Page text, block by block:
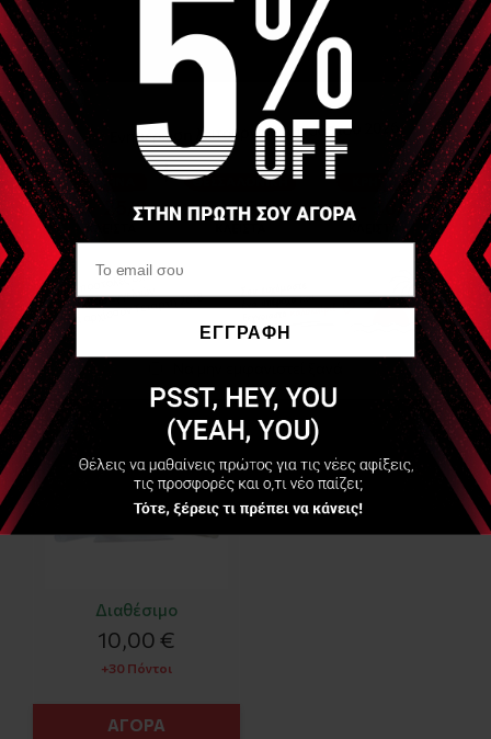
διαφορετικών διαστάσεων, σωλήνα και ακροστόμιο
Προτείνεται για τη διατήρηση ή τη βελτίωση της
αναπνευστικής λειτουργίας σε άτομα που πάσχουν από
αναπνευστικά προβλήματα
Βοηθάει στην αποκατάσταση ομαλής αναπνοής μετά από
επέμβαση στο στήθος ή την κοιλιακή χώρα
Βελτιώνει τα συμπτώματα της δύσπνοιας
Προσφέρει καλύτερη ποιότητα της αναπνευστικής ροής
Είδες Πρόσφατα
GIMA
Εξασκητής αναπνοής
(Breathing Exerciser)
Διαθέσιμο
10,00 €
+30 Πόντοι
ΑΓΟΡΑ
ΕΓΓΡΑΦΗ